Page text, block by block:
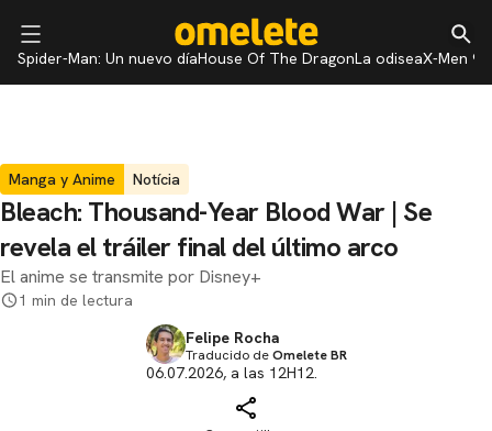
Spider-Man: Un nuevo díaHouse Of The DragonLa odiseaX-Men 97
Manga y Anime Notícia
Bleach: Thousand-Year Blood War | Se
revela el tráiler final del último arco
El anime se transmite por Disney+
1 min de lectura
Felipe Rocha
Traducido deOmelete BR
06.07.2026, a las 12H12.